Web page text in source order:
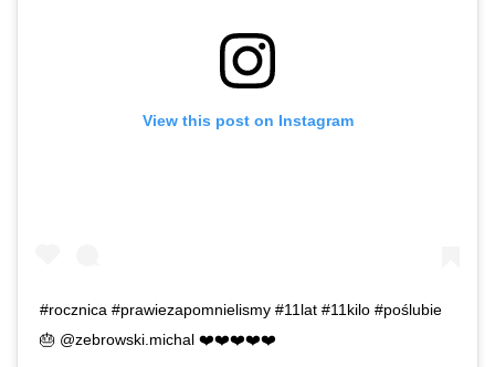
View this post on Instagram
#rocznica #prawiezapomnielismy #11lat #11kilo #poślubie
🎂 @zebrowski.michal ❤️❤️❤️❤️❤️